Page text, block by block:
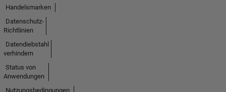
Handelsmarken
Datenschutz-
Richtlinien
Datendiebstahl
verhindern
Status von
Anwendungen
Nutzungsbedingungen